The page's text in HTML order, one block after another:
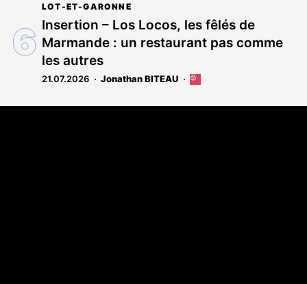
LOT-ET-GARONNE
Insertion – Los Locos, les fêlés de
Marmande : un restaurant pas comme
les autres
21.07.2026 Jonathan BITEAU
Cet
est